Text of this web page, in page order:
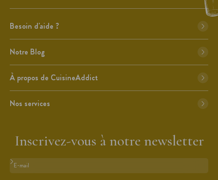
Besoin d'aide ?
Notre Blog
À propos de CuisineAddict
Nos services
Inscrivez-vous à notre newsletter
Format : adresse@email.com